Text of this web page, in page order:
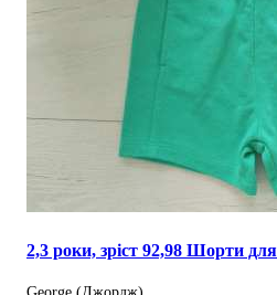
2,3 роки, зріст 92,98 Шорти